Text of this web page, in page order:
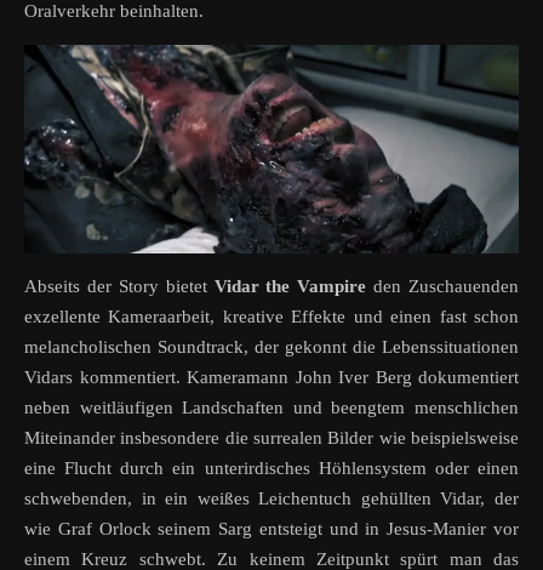
Oralverkehr beinhalten.
Abseits der Story bietet Vidar the Vampire den Zuschauenden
exzellente Kameraarbeit, kreative Effekte und einen fast schon
melancholischen Soundtrack, der gekonnt die Lebenssituationen
Vidars kommentiert. Kameramann John Iver Berg dokumentiert
neben weitläufigen Landschaften und beengtem menschlichen
Miteinander insbesondere die surrealen Bilder wie beispielsweise
eine Flucht durch ein unterirdisches Höhlensystem oder einen
schwebenden, in ein weißes Leichentuch gehüllten Vidar, der
wie Graf Orlock seinem Sarg entsteigt und in Jesus-Manier vor
einem Kreuz schwebt. Zu keinem Zeitpunkt spürt man das